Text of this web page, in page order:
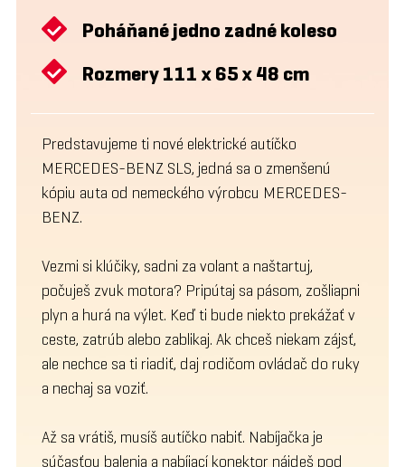
Poháňané jedno zadné koleso
Rozmery 111 x 65 x 48 cm
Predstavujeme ti nové elektrické autíčko
MERCEDES-BENZ SLS, jedná sa o zmenšenú
kópiu auta od nemeckého výrobcu MERCEDES-
BENZ.
Vezmi si klúčiky, sadni za volant a naštartuj,
počuješ zvuk motora? Pripútaj sa pásom, zošliapni
plyn a hurá na výlet. Keď ti bude niekto prekážať v
ceste, zatrúb alebo zablikaj. Ak chceš niekam zájsť,
ale nechce sa ti riadiť, daj rodičom ovládač do ruky
a nechaj sa voziť.
Až sa vrátiš, musíš autíčko nabiť. Nabíjačka je
súčasťou balenia a nabíjací konektor nájdeš pod